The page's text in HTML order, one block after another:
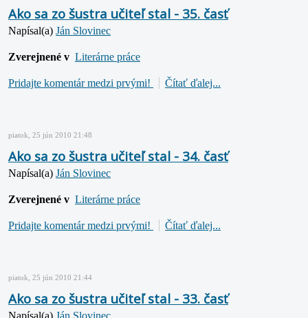
Ako sa zo šustra učiteľ stal - 35. časť
Napísal(a) Ján Slovinec
Zverejnené v Literárne práce
Pridajte komentár medzi prvými! Čítať ďalej...
piatok, 25 jún 2010 21:48
Ako sa zo šustra učiteľ stal - 34. časť
Napísal(a) Ján Slovinec
Zverejnené v Literárne práce
Pridajte komentár medzi prvými! Čítať ďalej...
piatok, 25 jún 2010 21:44
Ako sa zo šustra učiteľ stal - 33. časť
Napísal(a) Ján Slovinec